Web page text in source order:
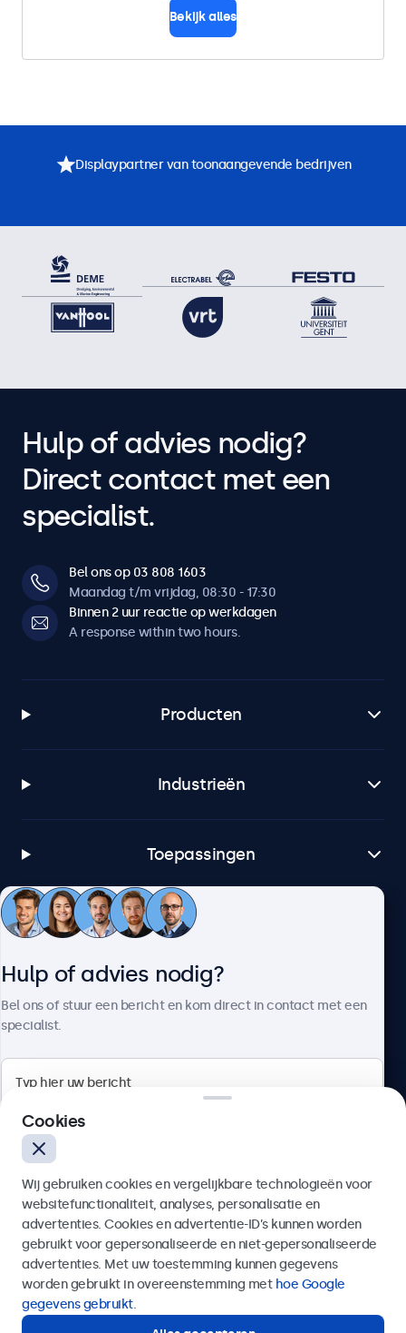
Bekijk alles
Displaypartner van toonaangevende bedrijven
Hulp of advies nodig?
Direct contact met een
specialist.
Bel ons op 03 808 1603
Maandag t/m vrijdag, 08:30 - 17:30
Binnen 2 uur reactie op werkdagen
A response within two hours.
Producten
Industrieën
Toepassingen
Klantenservice
4.8/5 door 5000+ bedrijven
Nederlands
Hulp of advies nodig?
Bel ons of stuur een bericht en kom direct in contact met een
specialist.
Verzenden
Of bel ons op
Cookies
Wij gebruiken cookies en vergelijkbare technologieën voor
websitefunctionaliteit, analyses, personalisatie en
advertenties. Cookies en advertentie-ID’s kunnen worden
gebruikt voor gepersonaliseerde en niet-gepersonaliseerde
advertenties. Met uw toestemming kunnen gegevens
worden gebruikt in overeenstemming met hoe Google
gegevens gebruikt.